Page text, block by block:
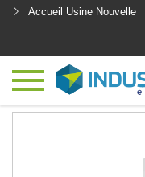
Accueil Usine Nouvelle